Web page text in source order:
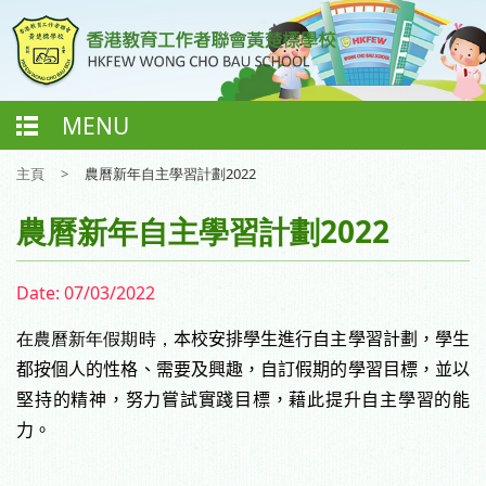
MENU
主頁 > 農曆新年自主學習計劃2022
農曆新年自主學習計劃2022
Date: 07/03/2022
在農曆新年假期時， 本校安排學生進行自主學習計劃，學生
都按個人的性格、需要及興趣，自訂假期的學習目標，並以
堅持的精神，努力嘗試實踐目標，藉此提升自主學習的能
力。